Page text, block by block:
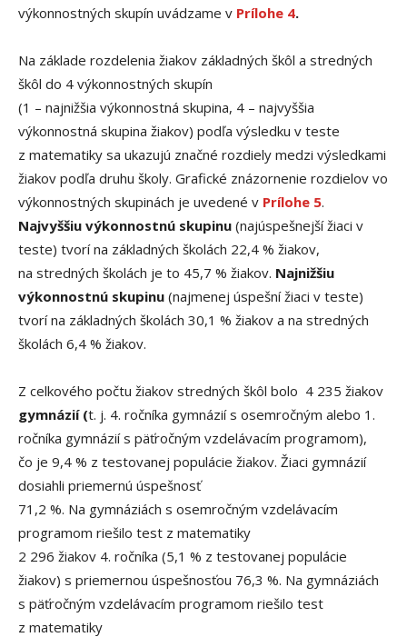
výkonnostných skupín uvádzame v Prílohe 4.
Na základe rozdelenia žiakov základných škôl a stredných
škôl do 4 výkonnostných skupín
(1 – najnižšia výkonnostná skupina, 4 – najvyššia
výkonnostná skupina žiakov) podľa výsledku v teste
z matematiky sa ukazujú značné rozdiely medzi výsledkami
žiakov podľa druhu školy. Grafické znázornenie rozdielov vo
výkonnostných skupinách je uvedené v Prílohe 5.
Najvyššiu výkonnostnú skupinu (najúspešnejší žiaci v
teste) tvorí na základných školách 22,4 % žiakov,
na stredných školách je to 45,7 % žiakov. Najnižšiu
výkonnostnú skupinu (najmenej úspešní žiaci v teste)
tvorí na základných školách 30,1 % žiakov a na stredných
školách 6,4 % žiakov.
Z celkového počtu žiakov stredných škôl bolo 4 235 žiakov
gymnázií (t. j. 4. ročníka gymnázií s osemročným alebo 1.
ročníka gymnázií s päťročným vzdelávacím programom),
čo je 9,4 % z testovanej populácie žiakov. Žiaci gymnázií
dosiahli priemernú úspešnosť
71,2 %. Na gymnáziách s osemročným vzdelávacím
programom riešilo test z matematiky
2 296 žiakov 4. ročníka (5,1 % z testovanej populácie
žiakov) s priemernou úspešnosťou 76,3 %. Na gymnáziách
s päťročným vzdelávacím programom riešilo test
z matematiky